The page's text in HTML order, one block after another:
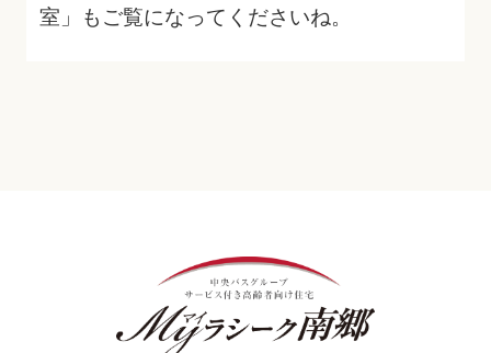
室」もご覧になってくださいね。